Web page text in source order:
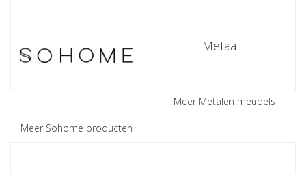
Meer Sohome producten
Metaal
Meer Metalen meubels